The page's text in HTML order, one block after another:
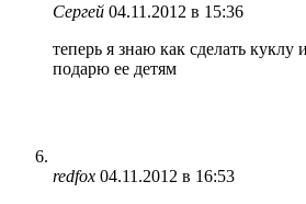
Сергей 04.11.2012 в 15:36
теперь я знаю как сделать куклу
подарю ее детям
redfox 04.11.2012 в 16:53